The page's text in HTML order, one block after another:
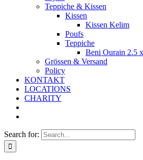
Teppiche & Kissen
Kissen
Kissen Kelim
Poufs
Teppiche
Beni Ourain 2.5
Grössen & Versand
Policy
KONTAKT
LOCATIONS
CHARITY
Search for: